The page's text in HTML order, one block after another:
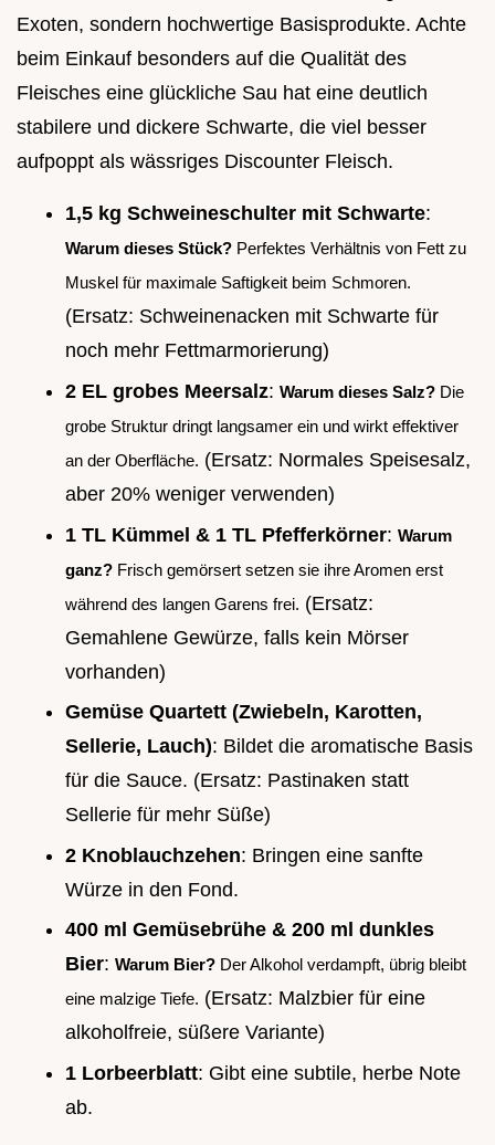
Exoten, sondern hochwertige Basisprodukte. Achte
beim Einkauf besonders auf die Qualität des
Fleisches eine glückliche Sau hat eine deutlich
stabilere und dickere Schwarte, die viel besser
aufpoppt als wässriges Discounter Fleisch.
1,5 kg Schweineschulter mit Schwarte:
Warum dieses Stück? Perfektes Verhältnis von Fett zu
Muskel für maximale Saftigkeit beim Schmoren.
(Ersatz: Schweinenacken mit Schwarte für
noch mehr Fettmarmorierung)
2 EL grobes Meersalz: Warum dieses Salz? Die
grobe Struktur dringt langsamer ein und wirkt effektiver
an der Oberfläche. (Ersatz: Normales Speisesalz,
aber 20% weniger verwenden)
1 TL Kümmel & 1 TL Pfefferkörner: Warum
ganz? Frisch gemörsert setzen sie ihre Aromen erst
während des langen Garens frei. (Ersatz:
Gemahlene Gewürze, falls kein Mörser
vorhanden)
Gemüse Quartett (Zwiebeln, Karotten,
Sellerie, Lauch): Bildet die aromatische Basis
für die Sauce. (Ersatz: Pastinaken statt
Sellerie für mehr Süße)
2 Knoblauchzehen: Bringen eine sanfte
Würze in den Fond.
400 ml Gemüsebrühe & 200 ml dunkles
Bier: Warum Bier? Der Alkohol verdampft, übrig bleibt
eine malzige Tiefe. (Ersatz: Malzbier für eine
alkoholfreie, süßere Variante)
1 Lorbeerblatt: Gibt eine subtile, herbe Note
ab.